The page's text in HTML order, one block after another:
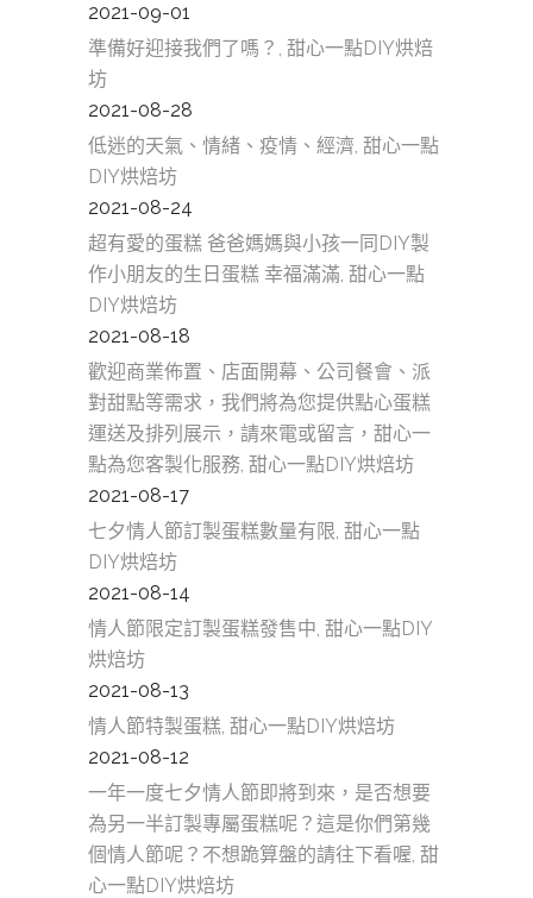
2021-09-01
準備好迎接我們了嗎？, 甜心一點DIY烘焙
坊
2021-08-28
低迷的天氣、情緒、疫情、經濟, 甜心一點
DIY烘焙坊
2021-08-24
超有愛的蛋糕 爸爸媽媽與小孩一同DIY製
作小朋友的生日蛋糕 幸福滿滿, 甜心一點
DIY烘焙坊
2021-08-18
歡迎商業佈置、店面開幕、公司餐會、派
對甜點等需求，我們將為您提供點心蛋糕
運送及排列展示，請來電或留言，甜心一
點為您客製化服務, 甜心一點DIY烘焙坊
2021-08-17
七夕情人節訂製蛋糕數量有限, 甜心一點
DIY烘焙坊
2021-08-14
情人節限定訂製蛋糕發售中, 甜心一點DIY
烘焙坊
2021-08-13
情人節特製蛋糕, 甜心一點DIY烘焙坊
2021-08-12
一年一度七夕情人節即將到來，是否想要
為另一半訂製專屬蛋糕呢？這是你們第幾
個情人節呢？不想跪算盤的請往下看喔, 甜
心一點DIY烘焙坊